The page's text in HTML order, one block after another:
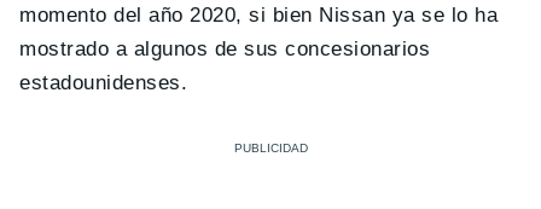
momento del año 2020, si bien Nissan ya se lo ha
mostrado a algunos de sus concesionarios
estadounidenses.